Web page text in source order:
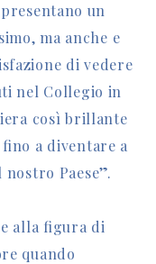
un
ma anche e
di vedere
nel Collegio in
così brillante
a diventare a
Paese”.
alla figura di
quando